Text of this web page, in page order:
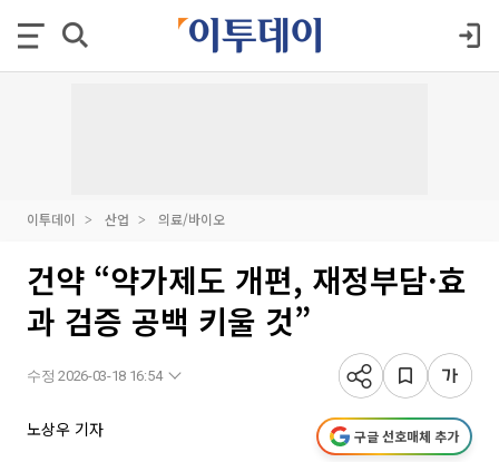
이투데이 산업 의료/바이오
건약 “약가제도 개편, 재정부담·효
과 검증 공백 키울 것”
수정 2026-03-18 16:54
노상우 기자 구글 선호매체 추가